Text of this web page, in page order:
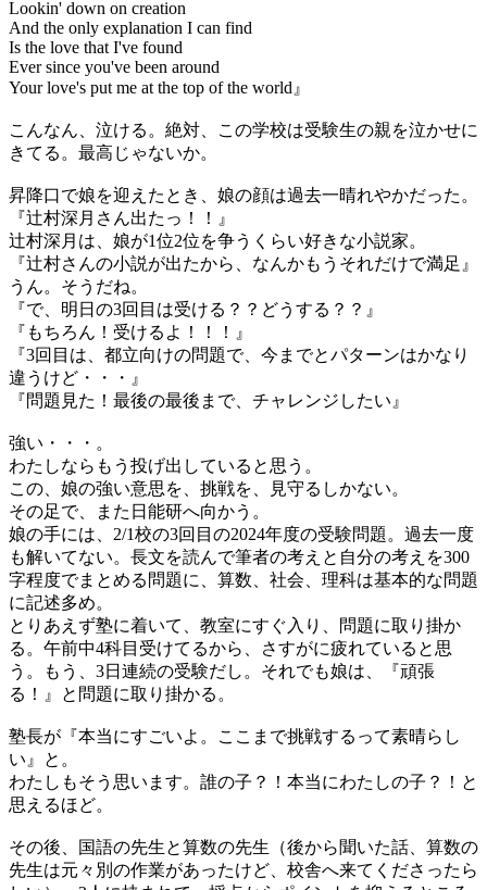
Lookin' down on creation
And the only explanation I can find
Is the love that I've found
Ever since you've been around
Your love's put me at the top of the world』
こんなん、泣ける。絶対、この学校は受験生の親を泣かせに
きてる。最高じゃないか。
昇降口で娘を迎えたとき、娘の顔は過去一晴れやかだった。
『辻村深月さん出たっ！！』
辻村深月は、娘が1位2位を争うくらい好きな小説家。
『辻村さんの小説が出たから、なんかもうそれだけで満足』
うん。そうだね。
『で、明日の3回目は受ける？？どうする？？』
『もちろん！受けるよ！！！』
『3回目は、都立向けの問題で、今までとパターンはかなり
違うけど・・・』
『問題見た！最後の最後まで、チャレンジしたい』
強い・・・。
わたしならもう投げ出していると思う。
この、娘の強い意思を、挑戦を、見守るしかない。
その足で、また日能研へ向かう。
娘の手には、2/1校の3回目の2024年度の受験問題。過去一度
も解いてない。長文を読んで筆者の考えと自分の考えを300
字程度でまとめる問題に、算数、社会、理科は基本的な問題
に記述多め。
とりあえず塾に着いて、教室にすぐ入り、問題に取り掛か
る。午前中4科目受けてるから、さすがに疲れていると思
う。もう、3日連続の受験だし。それでも娘は、『頑張
る！』と問題に取り掛かる。
塾長が『本当にすごいよ。ここまで挑戦するって素晴らし
い』と。
わたしもそう思います。誰の子？！本当にわたしの子？！と
思えるほど。
その後、国語の先生と算数の先生（後から聞いた話、算数の
先生は元々別の作業があったけど、校舎へ来てくださったら